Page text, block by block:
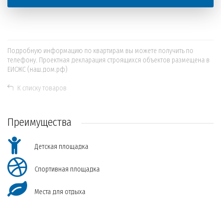
Подробную информацию по квартирам вы можете получить по
телефону. Проектная декларация строящихся объектов размещена в
ЕИСЖС (наш.дом.рф)
К списку товаров
Преимущества
Детская площадка
Спортивная площадка
Места для отдыха